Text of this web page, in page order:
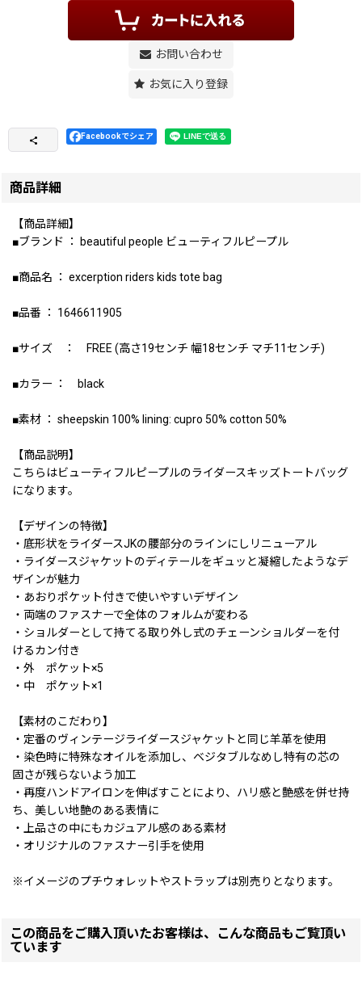
お問い合わせ
お気に入り登録
Facebookでシェア
商品詳細
【商品詳細】
■ブランド ： beautiful people ビューティフルピープル
■商品名 ： excerption riders kids tote bag
■品番 ： 1646611905
■サイズ ： FREE (高さ19センチ 幅18センチ マチ11センチ)
■カラー ： black
■素材 ： sheepskin 100% lining: cupro 50% cotton 50%
【商品説明】
こちらはビューティフルピープルのライダースキッズトートバッグ
になります。
【デザインの特徴】
・底形状をライダースJKの腰部分のラインにしリニューアル
・ライダースジャケットのディテールをギュッと凝縮したようなデ
ザインが魅力
・あおりポケット付きで使いやすいデザイン
・両端のファスナーで全体のフォルムが変わる
・ショルダーとして持てる取り外し式のチェーンショルダーを付
けるカン付き
・外 ポケット×5
・中 ポケット×1
【素材のこだわり】
・定番のヴィンテージライダースジャケットと同じ羊革を使用
・染色時に特殊なオイルを添加し、ベジタブルなめし特有の芯の
固さが残らないよう加工
・再度ハンドアイロンを伸ばすことにより、ハリ感と艶感を併せ持
ち、美しい地艶のある表情に
・上品さの中にもカジュアル感のある素材
・オリジナルのファスナー引手を使用
※イメージのプチウォレットやストラップは別売りとなります。
この商品をご購入頂いたお客様は、こんな商品もご覧頂い
ています